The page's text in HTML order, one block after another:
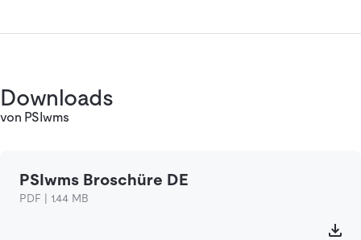
Downloads
von PSIwms
PSIwms Broschüre DE
PDF | 1.44 MB